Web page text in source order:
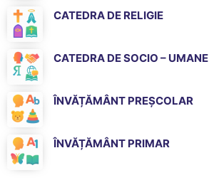
CATEDRA DE RELIGIE
CATEDRA DE SOCIO – UMANE
ÎNVĂȚĂMÂNT PREȘCOLAR
ÎNVĂȚĂMÂNT PRIMAR